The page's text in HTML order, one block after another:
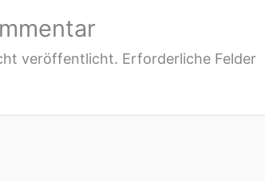
veröffentlicht. Erforderliche Felder